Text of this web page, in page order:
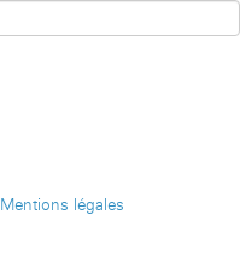
Mentions légales